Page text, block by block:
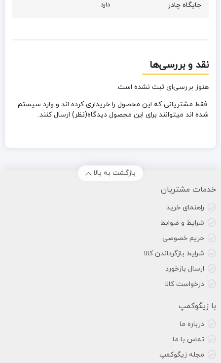
جایگاه چادر دارد
نقد و بررسی‌ها
هنوز بررسی‌ای ثبت نشده است.
.فقط مشتریانی که این محصول را خریداری کرده اند و وارد سیستم
شده اند میتوانند برای این محصول دیدگاه(نظر) ارسال کنند.
بازگشت به بالا
خدمات مشتریان
راهنمای خرید
شرایط و ضوابط
حریم خصوصی
شرایط بازگرداندن کالا
ارسال بازخورد
درخواست کالا
با زیگوکمپ
درباره ما
تماس با ما
مجله زیگوکمپ